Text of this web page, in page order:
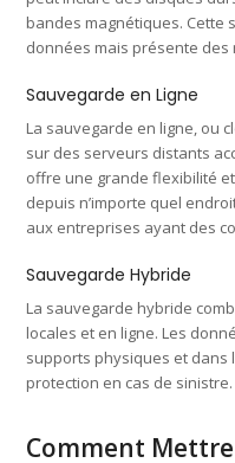
bandes magnétiques. Cette
données mais présente des
Sauvegarde en Ligne
La sauvegarde en ligne, ou
sur des serveurs distants
offre une grande flexibilité
depuis n’importe quel
aux entreprises ayant des
Sauvegarde Hybride
La sauvegarde hybride
locales et en ligne. Les
supports physiques et dans
protection en cas de sinistre.
Comment